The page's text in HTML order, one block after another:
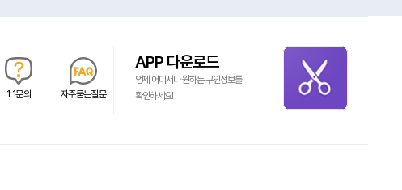
1:1문의 자주묻는질문
APP 다운로드
언제 어디서나 원하는 구인정보를
확인하세요!